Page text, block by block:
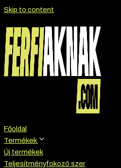
Skip to content
Főoldal
Termékek
Új termékek
Teljesítményfokozó szer